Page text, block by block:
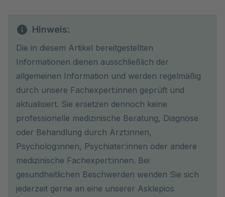
Hinweis:
Die in diesem Artikel bereitgestellten
Informationen dienen ausschließlich der
allgemeinen Information und werden regelmäßig
durch unsere Fachexpert:innen geprüft und
aktualisiert. Sie ersetzen dennoch keine
professionelle medizinische Beratung, Diagnose
oder Behandlung durch Ärzt:innen,
Psycholog:innen, Psychiater:innen oder andere
medizinische Fachexpert:innen. Bei
gesundheitlichen Beschwerden wenden Sie sich
jederzeit gerne an eine unserer Asklepios